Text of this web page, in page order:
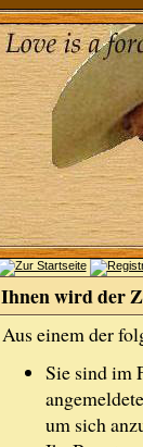
Ihnen wird der
Aus einem der
Sie sind im
um sich